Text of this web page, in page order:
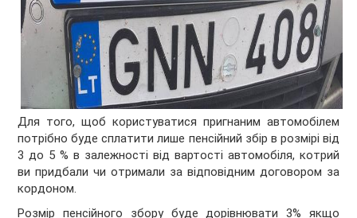
Для того, щоб користуватися пригнаним автомобілем
потрібно буде сплатити лише пенсійний збір в розмірі від
3 до 5 % в залежності від вартості автомобіля, котрий
ви придбали чи отримали за відповідним договором за
кордоном.
Розмір пенсійного збору буде дорівнювати 3% якщо